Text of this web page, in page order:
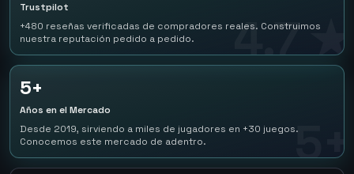
4.7 ★
Trustpilot
+480 reseñas verificadas de compradores reales. Construimos
nuestra reputación pedido a pedido.
5+
5+
Años en el Mercado
Desde 2019, sirviendo a miles de jugadores en +30 juegos.
Conocemos este mercado de adentro.